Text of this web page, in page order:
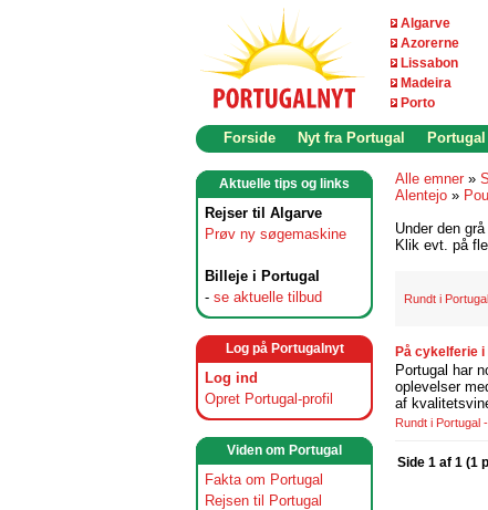
Algarve
Azorerne
Lissabon
Madeira
Porto
Forside Nyt fra Portugal
Aktuelle tips og links
Rejser til Algarve
Prøv ny søgemaskine
Billeje i Portugal
- se aktuelle tilbud
Log på Portugalnyt
Log ind
Opret Portugal-profil
Viden om Portugal
Fakta om Portugal
Rejsen til Portugal
Alle emner »
Alentejo »
Under den
Klik evt. på
Rundt i Portugal
På cykelferie
Portugal har
oplevelser
af
Rundt i
Side 1 af 1 (1